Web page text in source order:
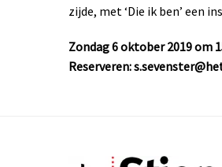
zijde, met ‘Die ik ben’ een
Zondag 6 oktober 2019 om
Reserveren: